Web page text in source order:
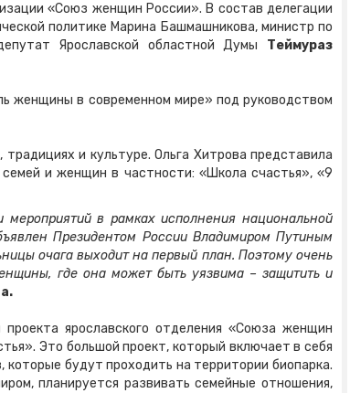
«Союз женщин России». В состав делегации
политике Марина Башмашникова, министр по
Ярославской областной Думы Теймураз
женщины в современном мире» под руководством
и культуре. Ольга Хитрова представила
и женщин в частности: «Школа счастья», «9
в рамках исполнения национальной
Президентом России Владимиром Путиным
очага выходит на первый план. Поэтому очень
где она может быть уязвима – защитить и
ярославского отделения «Союза женщин
Это большой проект, который включает в себя
будут проходить на территории биопарка.
планируется развивать семейные отношения,